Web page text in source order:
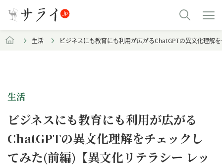
生活 ビジネスにも教育にも利用が広がるChatGPTの異文化理解
生活
ビジネスにも教育にも利用が広がる
ChatGPTの異文化理解をチェックし
てみた(前編)【異文化リテラシー レッ